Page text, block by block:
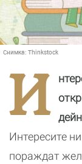
Снимка: Thinkstock
И
Интересите
пораждат